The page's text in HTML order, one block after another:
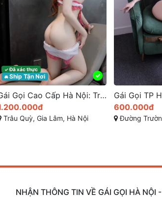
Gái Gọi Cao Cấp Hà Nội: Trải Nghiệm Tình Dục Hạng Sang
Gái Gọi TP Hà Nội – Kiều Trang Thân Hình Tuyệt Mỹ, Dịch Vụ Đỉnh Cao
600.000đ
Đường Trường Sa, Đông Trù, Đông Hội, Đông Anh, Hà Nội Thị
NHẬN THÔNG TIN VỀ GÁI GỌI HÀ